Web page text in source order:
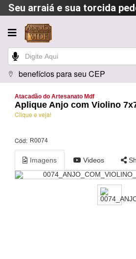
Seu arraiá e sua torcida
benefícios para seu CEP
Atacadão do Artesanato Mdf
Aplique Anjo com Violino
Clique e veja!
Cód: R0074
Imagens Videos